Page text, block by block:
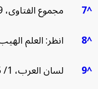
مجموع الفتاوى، 9/ 290.
انظر: العلم الهيب،
لسان العرب، 1/ 455، مادة (سب).